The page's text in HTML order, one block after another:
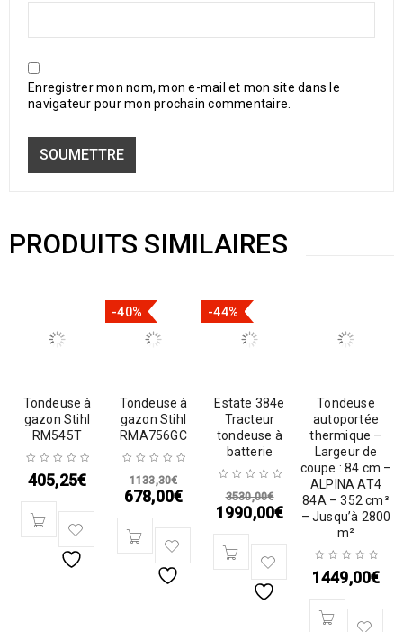
Enregistrer mon nom, mon e-mail et mon site dans le
navigateur pour mon prochain commentaire.
PRODUITS SIMILAIRES
Tondeuse à
gazon Stihl
RM545T
405,25€
-40%
Tondeuse à
gazon Stihl
RMA756GC
1133,30€
678,00€
-44%
Estate 384e
Tracteur
tondeuse à
batterie
3530,00€
1990,00€
Tondeuse
autoportée
thermique –
Largeur de
coupe : 84 cm –
ALPINA AT4
84A – 352 cm³
– Jusqu’à 2800
m²
1449,00€